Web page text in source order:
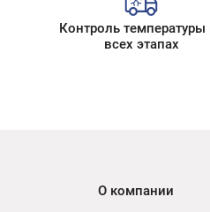
Контроль температуры
всех этапах
О компании